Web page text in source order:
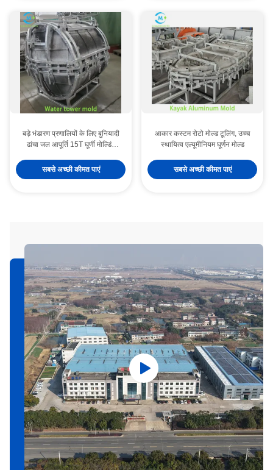
बड़े भंडारण प्रणालियों के लिए बुनियादी
ढांचा जल आपूर्ति 15T घूर्णी मोल्डिंग
सबसे अच्छी कीमत पाएं
आकार कस्टम रोटो मोल्ड टूलिंग, उच्च
स्थायित्व एल्यूमीनियम घूर्णन मोल्ड
सबसे अच्छी कीमत पाएं